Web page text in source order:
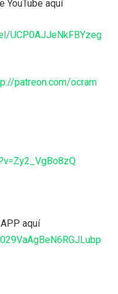
YouTube aquí
UCP0AJJeNkFBYzeg
patreon.com/ocram
aquí